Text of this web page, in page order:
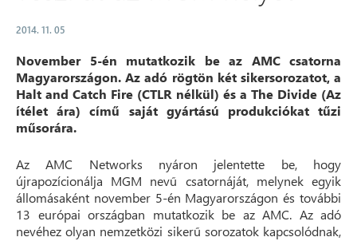
2014. 11. 05
November 5-én mutatkozik be az AMC csatorna
Magyarországon. Az adó rögtön két sikersorozatot, a
Halt and Catch Fire (CTLR nélkül) és a The Divide (Az
ítélet ára) című saját gyártású produkciókat tűzi
műsorára.
Az AMC Networks nyáron jelentette be, hogy
újrapozícionálja MGM nevű csatornáját, melynek egyik
állomásaként november 5-én Magyarországon és további
13 európai országban mutatkozik be az AMC. Az adó
nevéhez olyan nemzetközi sikerű sorozatok kapcsolódnak,